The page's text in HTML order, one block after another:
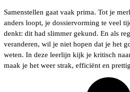
Samenstellen gaat vaak prima. Tot je
anders loopt, je dossiervorming te veel
denkt: dit had slimmer gekund. En als
veranderen, wil je niet hopen dat je het
weten. In deze leerlijn kijk je kritisch
maak je het weer strak, efficiënt en